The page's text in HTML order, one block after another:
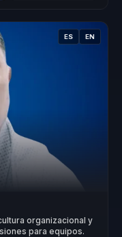
ES EN
organizacional y
para equipos.